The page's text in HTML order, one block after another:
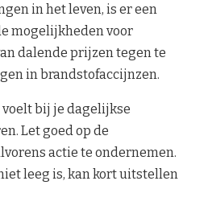
in het leven, is er een
mogelijkheden voor
dalende prijzen tegen te
in brandstofaccijnzen.
bij je dagelijkse
Let goed op de
actie te ondernemen.
leeg is, kan kort uitstellen